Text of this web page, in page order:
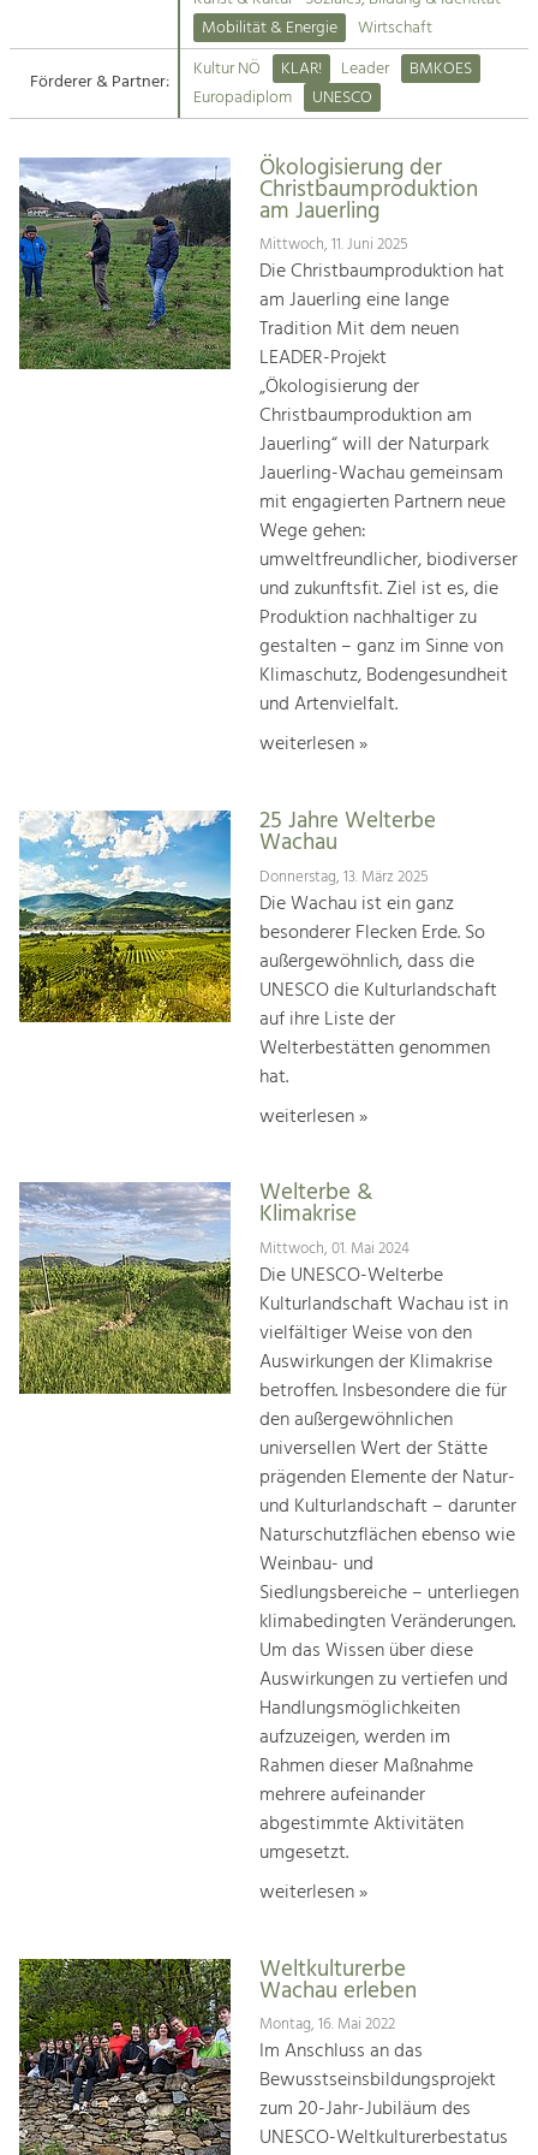
Suche
Impressum
Kontakt
Tourismus
Angebotsentwicklung und
Kunst & Kultur
Handwerk, Wissenschaft und Forschung.
Soziales, Bildung &
Identität
Gleichberechtigung, Jugend und
Integration
Mobilität & Energie
Klimawandel, öffentlicher Verkehr und
Steigerung regionaler Wertschöpfung
Mobilität & Energie
Wirtschaft
Förderer & Partner:
Kultur NÖ KLAR! Leader
BMKOES
Europadiplom
UNESCO
Ökologisierung der
Christbaumproduktion
am Jauerling
Mittwoch, 11. Juni 2025
Die Christbaumproduktion hat
am Jauerling eine lange
Tradition Mit dem neuen
LEADER-Projekt
„Ökologisierung der
Christbaumproduktion am
Jauerling“ will der Naturpark
Jauerling-Wachau gemeinsam
mit engagierten Partnern neue
Wege gehen:
umweltfreundlicher, biodiverser
und zukunftsfit. Ziel ist es, die
Produktion nachhaltiger zu
gestalten – ganz im Sinne von
Klimaschutz, Bodengesundheit
und Artenvielfalt.
weiterlesen »
25 Jahre Welterbe
Wachau
Donnerstag, 13. März 2025
Die Wachau ist ein ganz
besonderer Flecken Erde. So
außergewöhnlich, dass die
UNESCO die Kulturlandschaft
auf ihre Liste der
Welterbestätten genommen
hat.
weiterlesen »
Welterbe &
Klimakrise
Mittwoch, 01. Mai 2024
Die UNESCO-Welterbe
Kulturlandschaft Wachau ist in
vielfältiger Weise von den
Auswirkungen der Klimakrise
betroffen. Insbesondere die für
den außergewöhnlichen
universellen Wert der Stätte
prägenden Elemente der Natur-
und Kulturlandschaft – darunter
Naturschutzflächen ebenso wie
Weinbau- und
Siedlungsbereiche – unterliegen
klimabedingten Veränderungen.
Um das Wissen über diese
Auswirkungen zu vertiefen und
Handlungsmöglichkeiten
aufzuzeigen, werden im
Rahmen dieser Maßnahme
mehrere aufeinander
abgestimmte Aktivitäten
umgesetzt.
weiterlesen »
Weltkulturerbe
Wachau erleben
Montag, 16. Mai 2022
Im Anschluss an das
Bewusstseinsbildungsprojekt
zum 20-Jahr-Jubiläum des
UNESCO-Weltkulturerbestatus